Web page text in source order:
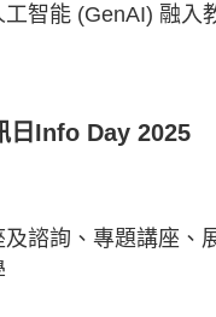
智能 (GenAI) 融入
日Info Day 2025
諮詢、專題講座、